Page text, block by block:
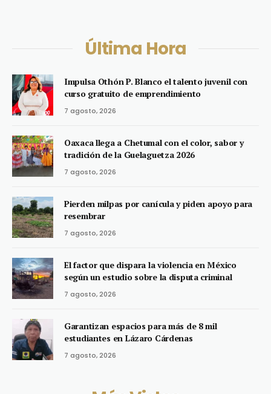
Última Hora
Impulsa Othón P. Blanco el talento juvenil con
curso gratuito de emprendimiento
7 agosto, 2026
Oaxaca llega a Chetumal con el color, sabor y
tradición de la Guelaguetza 2026
7 agosto, 2026
Pierden milpas por canícula y piden apoyo para
resembrar
7 agosto, 2026
El factor que dispara la violencia en México
según un estudio sobre la disputa criminal
7 agosto, 2026
Garantizan espacios para más de 8 mil
estudiantes en Lázaro Cárdenas
7 agosto, 2026